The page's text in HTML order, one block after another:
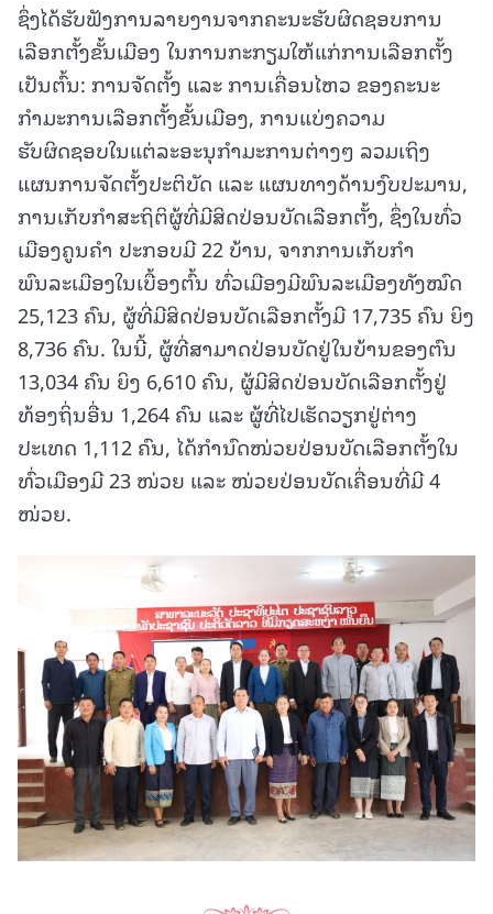
ຊຶ່ງໄດ້ຮັບຟັງການລາຍງານຈາກຄະນະຮັບຜິດຊອບການ
ເລືອກຕັ້ງຂັ້ນເມືອງ ໃນການກະກຽມໃຫ້ແກ່ການເລືອກຕັ້ງ
ເປັນຕົ້ນ: ການຈັດຕັ້ງ ແລະ ການເຄື່ອນໄຫວ ຂອງຄະນະ
ກຳມະການເລືອກຕັ້ງຂັ້ນເມືອງ, ການແບ່ງຄວາມ
ຮັບຜິດຊອບໃນແຕ່ລະອະນຸກຳມະການຕ່າງໆ ລວມເຖິງ
ແຜນການຈັດຕັ້ງປະຕິບັດ ແລະ ແຜນທາງດ້ານງົບປະມານ,
ການເກັບກຳສະຖິຕິຜູ້ທີ່ມີສິດປ່ອນບັດເລືອກຕັ້ງ, ຊຶ່ງໃນທົ່ວ
ເມືອງຄູນຄໍາ ປະກອບມີ 22 ບ້ານ, ຈາກການເກັບກຳ
ພົນລະເມືອງໃນເບື້ອງຕົ້ນ ທົ່ວເມືອງມີພົນລະເມືອງທັງໝົດ
25,123 ຄົນ, ຜູ້ທີ່ມີສິດປ່ອນບັດເລືອກຕັ້ງມີ 17,735 ຄົນ ຍິງ
8,736 ຄົນ. ໃນນີ້, ຜູ້ທີ່ສາມາດປ່ອນບັດຢູ່ໃນບ້ານຂອງຕົນ
13,034 ຄົນ ຍິງ 6,610 ຄົນ, ຜູ້ມີສິດປ່ອນບັດເລືອກຕັ້ງຢູ່
ທ້ອງຖິ່ນອື່ນ 1,264 ຄົນ ແລະ ຜູ້ທີ່ໄປເຮັດວຽກຢູ່ຕ່າງ
ປະເທດ 1,112 ຄົນ, ໄດ້ກຳນົດໜ່ວຍປ່ອນບັດເລືອກຕັ້ງໃນ
ທົ່ວເມືອງມີ 23 ໜ່ວຍ ແລະ ໜ່ວຍປ່ອນບັດເຄື່ອນທີ່ມີ 4
ໜ່ວຍ.